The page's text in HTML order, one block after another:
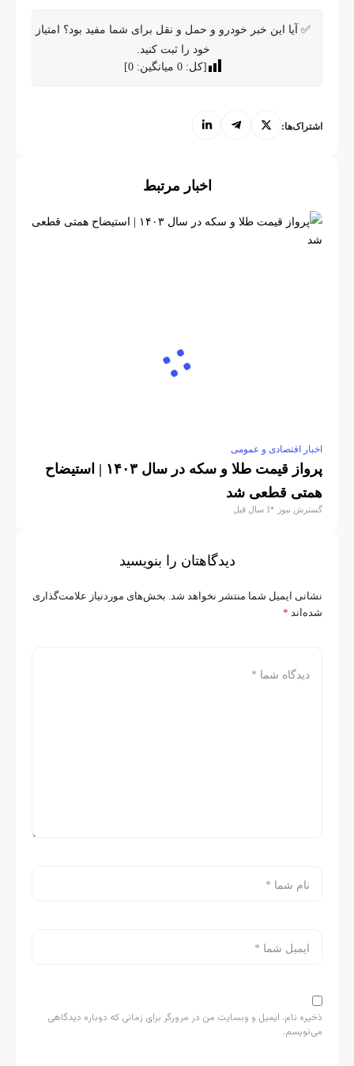
✅ آیا این خبر خودرو و حمل و نقل برای شما مفید بود؟ امتیاز
خود را ثبت کنید.
[کل:0میانگین: 0
]
اخبار مرتبط
اقتصادی و عمومی
پرواز قیمت طلا و سکه در سال ۱۴۰۳ | استیضاح
قطعی شد
نیوز 1 سال قبل
دیدگاهتان را بنویسید
ایمیل شما منتشر نخواهد شد. بخش‌های موردنیاز علامت‌گذاری
*
نام، ایمیل و وبسایت من در مرورگر برای زمانی که دوباره دیدگاهی